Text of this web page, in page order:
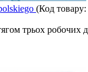
(Код товару:
трьох робочих